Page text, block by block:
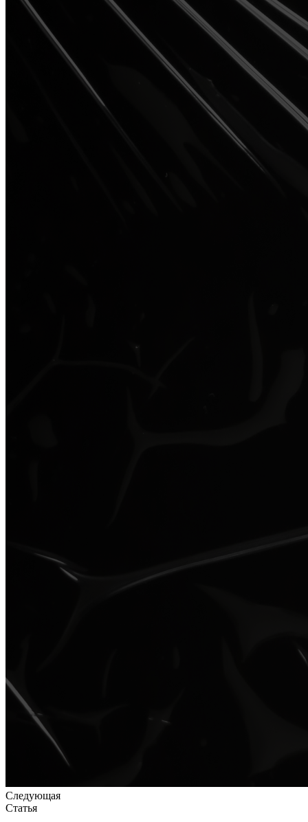
Следующая
Статья